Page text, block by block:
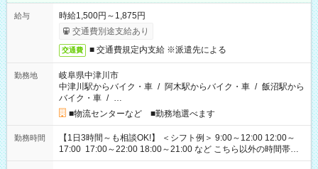
給与
時給1,500円～1,875円
交通費別途支給あり
交通費 ■ 交通費規定内支給 ※派遣先による
勤務地
岐阜県中津川市
中津川駅からバイク・車 / 阿木駅からバイク・車 / 飯沼駅から
バイク・車 / …
■物流センターなど ■勤務地選べます
勤務時間
【1日3時間～も相談OK!】 ＜シフト例＞ 9:00～12:00 12:00～
17:00 17:00～22:00 18:00～21:00 など こちら以外の時間帯も
お気軽にご相談ください！